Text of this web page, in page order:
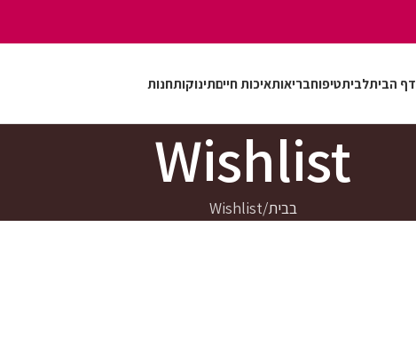
דף הביתלביתטיפוחבריאותאיכות חייםתינוקותחנות
Wishlist
בבית Wishlist